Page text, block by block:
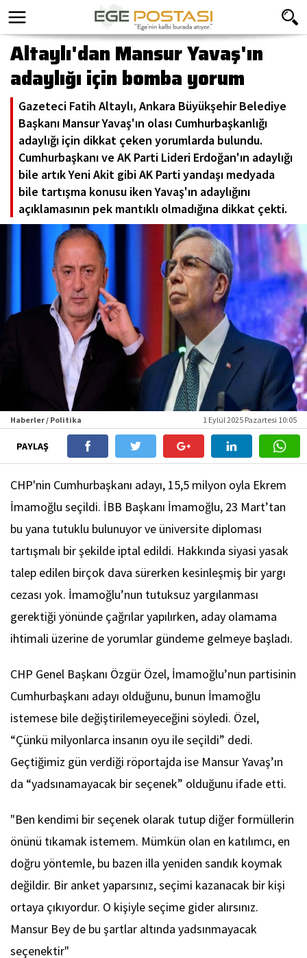
Altaylı'dan Mansur Yavaş'ın
adaylığı için bomba yorum
Gazeteci Fatih Altaylı, Ankara Büyükşehir Belediye
Başkanı Mansur Yavaş'ın olası Cumhurbaşkanlığı
adaylığı için dikkat çeken yorumlarda bulundu.
Cumhurbaşkanı ve AK Parti Lideri Erdoğan'ın adaylığı
bile artık Yeni Akit gibi AK Parti yandaşı medyada
bile tartışma konusu iken Yavaş'ın adaylığını
açıklamasının pek mantıklı olmadığına dikkat çekti.
Haberler / Politika 1 Eylül 2025 Pazartesi 10:05
PAYLAŞ
CHP'nin Cumhurbaşkanı adayı, 15,5 milyon oyla Ekrem
İmamoğlu seçildi. İBB Başkanı İmamoğlu, 23 Mart’tan
bu yana tutuklu bulunuyor ve üniversite diploması
tartışmalı bir şekilde iptal edildi. Hakkında siyasi yasak
talep edilen birçok dava sürerken kesinleşmiş bir yargı
cezası yok. İmamoğlu’nun tutuksuz yargılanması
gerektiği yönünde çağrılar yapılırken, aday olamama
ihtimali üzerine de yorumlar gündeme gelmeye başladı.
CHP Genel Başkanı Özgür Özel, İmamoğlu’nun partisinin
Cumhurbaşkanı adayı olduğunu, bunun İmamoğlu
istemese bile değiştirilemeyeceğini söyledi. Özel,
“Çünkü milyonlarca insanın oyu ile seçildi” dedi.
Geçtiğimiz gün verdiği röportajda ise Mansur Yavaş’ın
da “yadsınamayacak bir seçenek” olduğunu ifade etti.
"Ben kendimi bir seçenek olarak tutup diğer formüllerin
önünü tıkamak istemem. Mümkün olan en katılımcı, en
doğru yöntemle, bu bazen illa yeniden sandık koymak
değildir. Bir anket yaparsınız, seçimi kazanacak bir kişi
ortaya çıkıyordur. O kişiyle seçime gider alırsınız.
Mansur Bey de bu şartlar altında yadsınmayacak
seçenektir"